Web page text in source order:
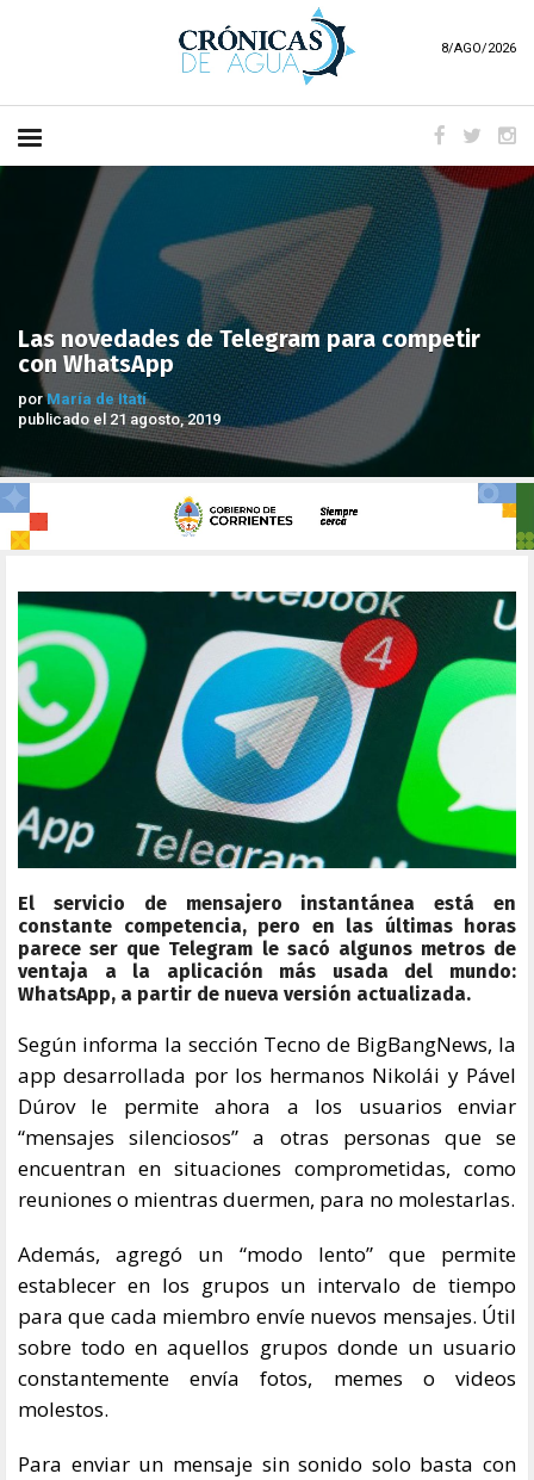
8/AGO/2026
Las novedades de Telegram para competir
con WhatsApp
porMaría de Itatí
publicado el 21 agosto, 2019
El servicio de mensajero instantánea está en
constante competencia, pero en las últimas horas
parece ser que Telegram le sacó algunos metros de
ventaja a la aplicación más usada del mundo:
WhatsApp, a partir de nueva versión actualizada.
Según informa la sección Tecno de BigBangNews, la
app desarrollada por los hermanos Nikolái y Pável
Dúrov le permite ahora a los usuarios enviar
“mensajes silenciosos” a otras personas que se
encuentran en situaciones comprometidas, como
reuniones o mientras duermen, para no molestarlas.
Además, agregó un “modo lento” que permite
establecer en los grupos un intervalo de tiempo
para que cada miembro envíe nuevos mensajes. Útil
sobre todo en aquellos grupos donde un usuario
constantemente envía fotos, memes o videos
molestos.
Para enviar un mensaje sin sonido solo basta con